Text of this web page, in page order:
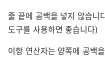
줄 끝에 공백을 넣지 않습니
도구를 사용하면 좋습니다)
이항 연산자는 양쪽에 공백